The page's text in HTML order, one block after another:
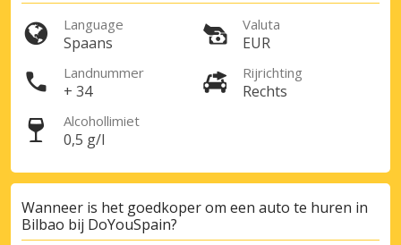
Language
Spaans
Valuta
EUR
Landnummer
+ 34
Rijrichting
Rechts
Alcohollimiet
0,5 g/l
Wanneer is het goedkoper om een auto te huren in
Bilbao bij DoYouSpain?